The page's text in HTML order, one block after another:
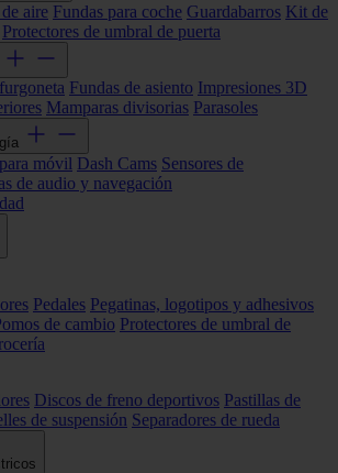
aire Fundas para coche Guardabarros Kit de
Protectores de umbral de puerta
Fundas de asiento Impresiones 3D
Mamparas divisorias Parasoles
móvil Dash Cams Sensores de
de audio y navegación
Pedales Pegatinas, logotipos y adhesivos
de cambio Protectores de umbral de
Discos de freno deportivos Pastillas de
de suspensión Separadores de rueda